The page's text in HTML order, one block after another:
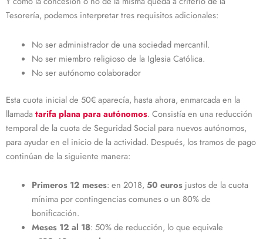
Tesorería, podemos interpretar tres requisitos adicionales:
No ser administrador de una sociedad mercantil.
No ser miembro religioso de la Iglesia Católica.
No ser autónomo colaborador
Esta cuota inicial de 50€ aparecía, hasta ahora, enmarcada en la
llamada tarifa plana para autónomos. Consistía en una reducción
temporal de la cuota de Seguridad Social para nuevos autónomos,
para ayudar en el inicio de la actividad. Después, los tramos de pago
continúan de la siguiente manera:
Primeros 12 meses: en 2018, 50 eurosjustos de la cuota
mínima por contingencias comunes o un 80% de
bonificación.
Meses 12 al 18: 50% de reducción, lo que equivale